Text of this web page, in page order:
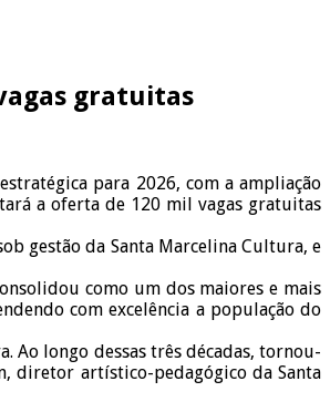
gratuitas
para 2026, com a ampliação
a oferta de 120 mil vagas gratuitas
gestão da Santa Marcelina Cultura, e
como um dos maiores e mais
com excelência a população do
Ao longo dessas três décadas, tornou-
diretor artístico-pedagógico da Santa